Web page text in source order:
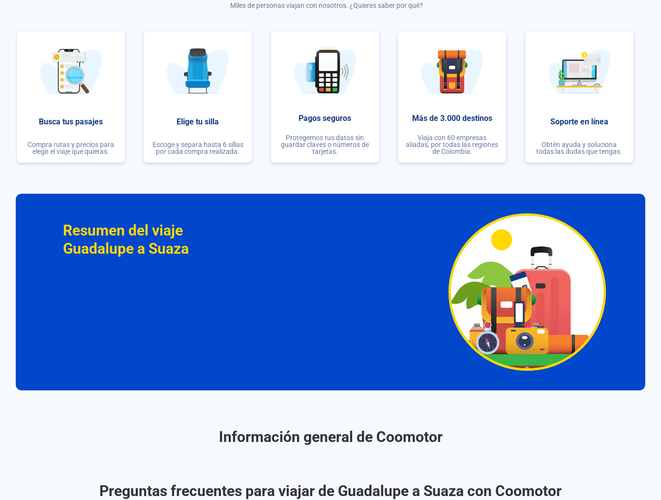
Miles de personas viajan con nosotros. ¿Quieres saber por qué?
Busca tus pasajes
Compra rutas y precios para
elegir el viaje que quieras.
Elige tu silla
Escoge y separa hasta 6 sillas
por cada compra realizada.
Pagos seguros
Protegemos tus datos sin
guardar claves o números de
tarjetas.
Más de 3.000 destinos
Viaja con 60 empresas
aliadas, por todas las regiones
de Colombia.
Soporte en línea
Obtén ayuda y soluciona
todas las dudas que tengas.
Resumen del viaje
Guadalupe a Suaza
Información general de Coomotor
Preguntas frecuentes para viajar de Guadalupe a Suaza con Coomotor